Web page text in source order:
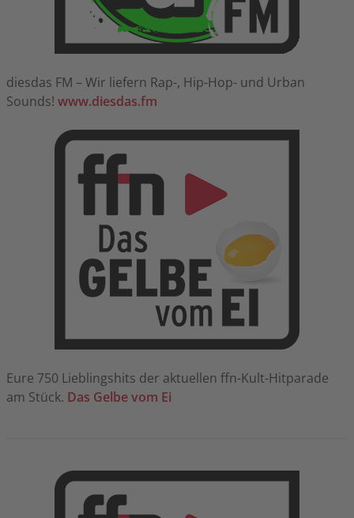
diesdas FM – Wir liefern Rap-, Hip-Hop- und Urban
Sounds! www.diesdas.fm
Eure 750 Lieblingshits der aktuellen ffn-Kult-Hitparade
am Stück. Das Gelbe vom Ei